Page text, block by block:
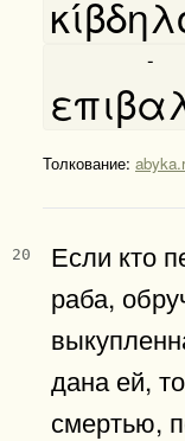
-
Толкование:
20
Если кто
раба,
дана ей,
смертью,